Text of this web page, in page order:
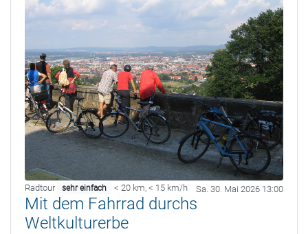
Radtour sehr einfach < 20 km, < 15 km/h Sa. 30. Mai 2026 13:00
Mit dem Fahrrad durchs
Weltkulturerbe